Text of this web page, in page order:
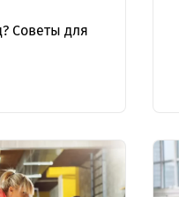
Советы для